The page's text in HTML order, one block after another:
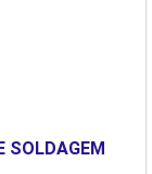
para cada cliente;
de equipamentos;
obstante, quando
buscar uma
de lado por
SOLDAGEM